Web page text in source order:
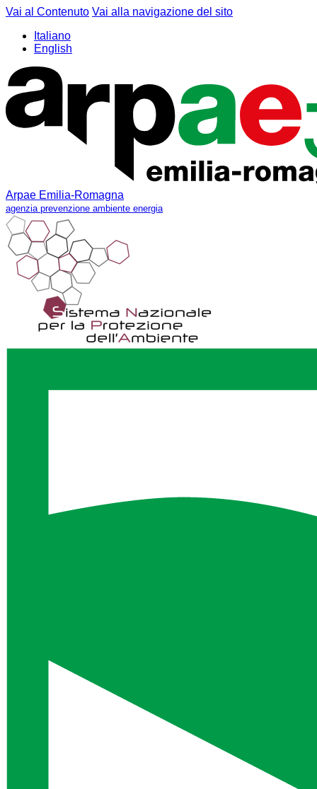
Vai al Contenuto Vai alla navigazione del sito
Italiano
English
Arpae Emilia-Romagna
agenzia prevenzione ambiente energia